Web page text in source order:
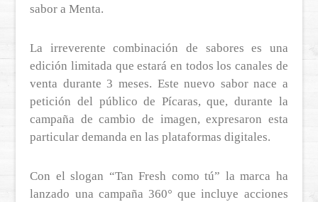
sabor a Menta.
La irreverente combinación de sabores es una
edición limitada que estará en todos los canales de
venta durante 3 meses. Este nuevo sabor nace a
petición del público de Pícaras, que, durante la
campaña de cambio de imagen, expresaron esta
particular demanda en las plataformas digitales.
Con el slogan “Tan Fresh como tú” la marca ha
lanzado una campaña 360° que incluye acciones